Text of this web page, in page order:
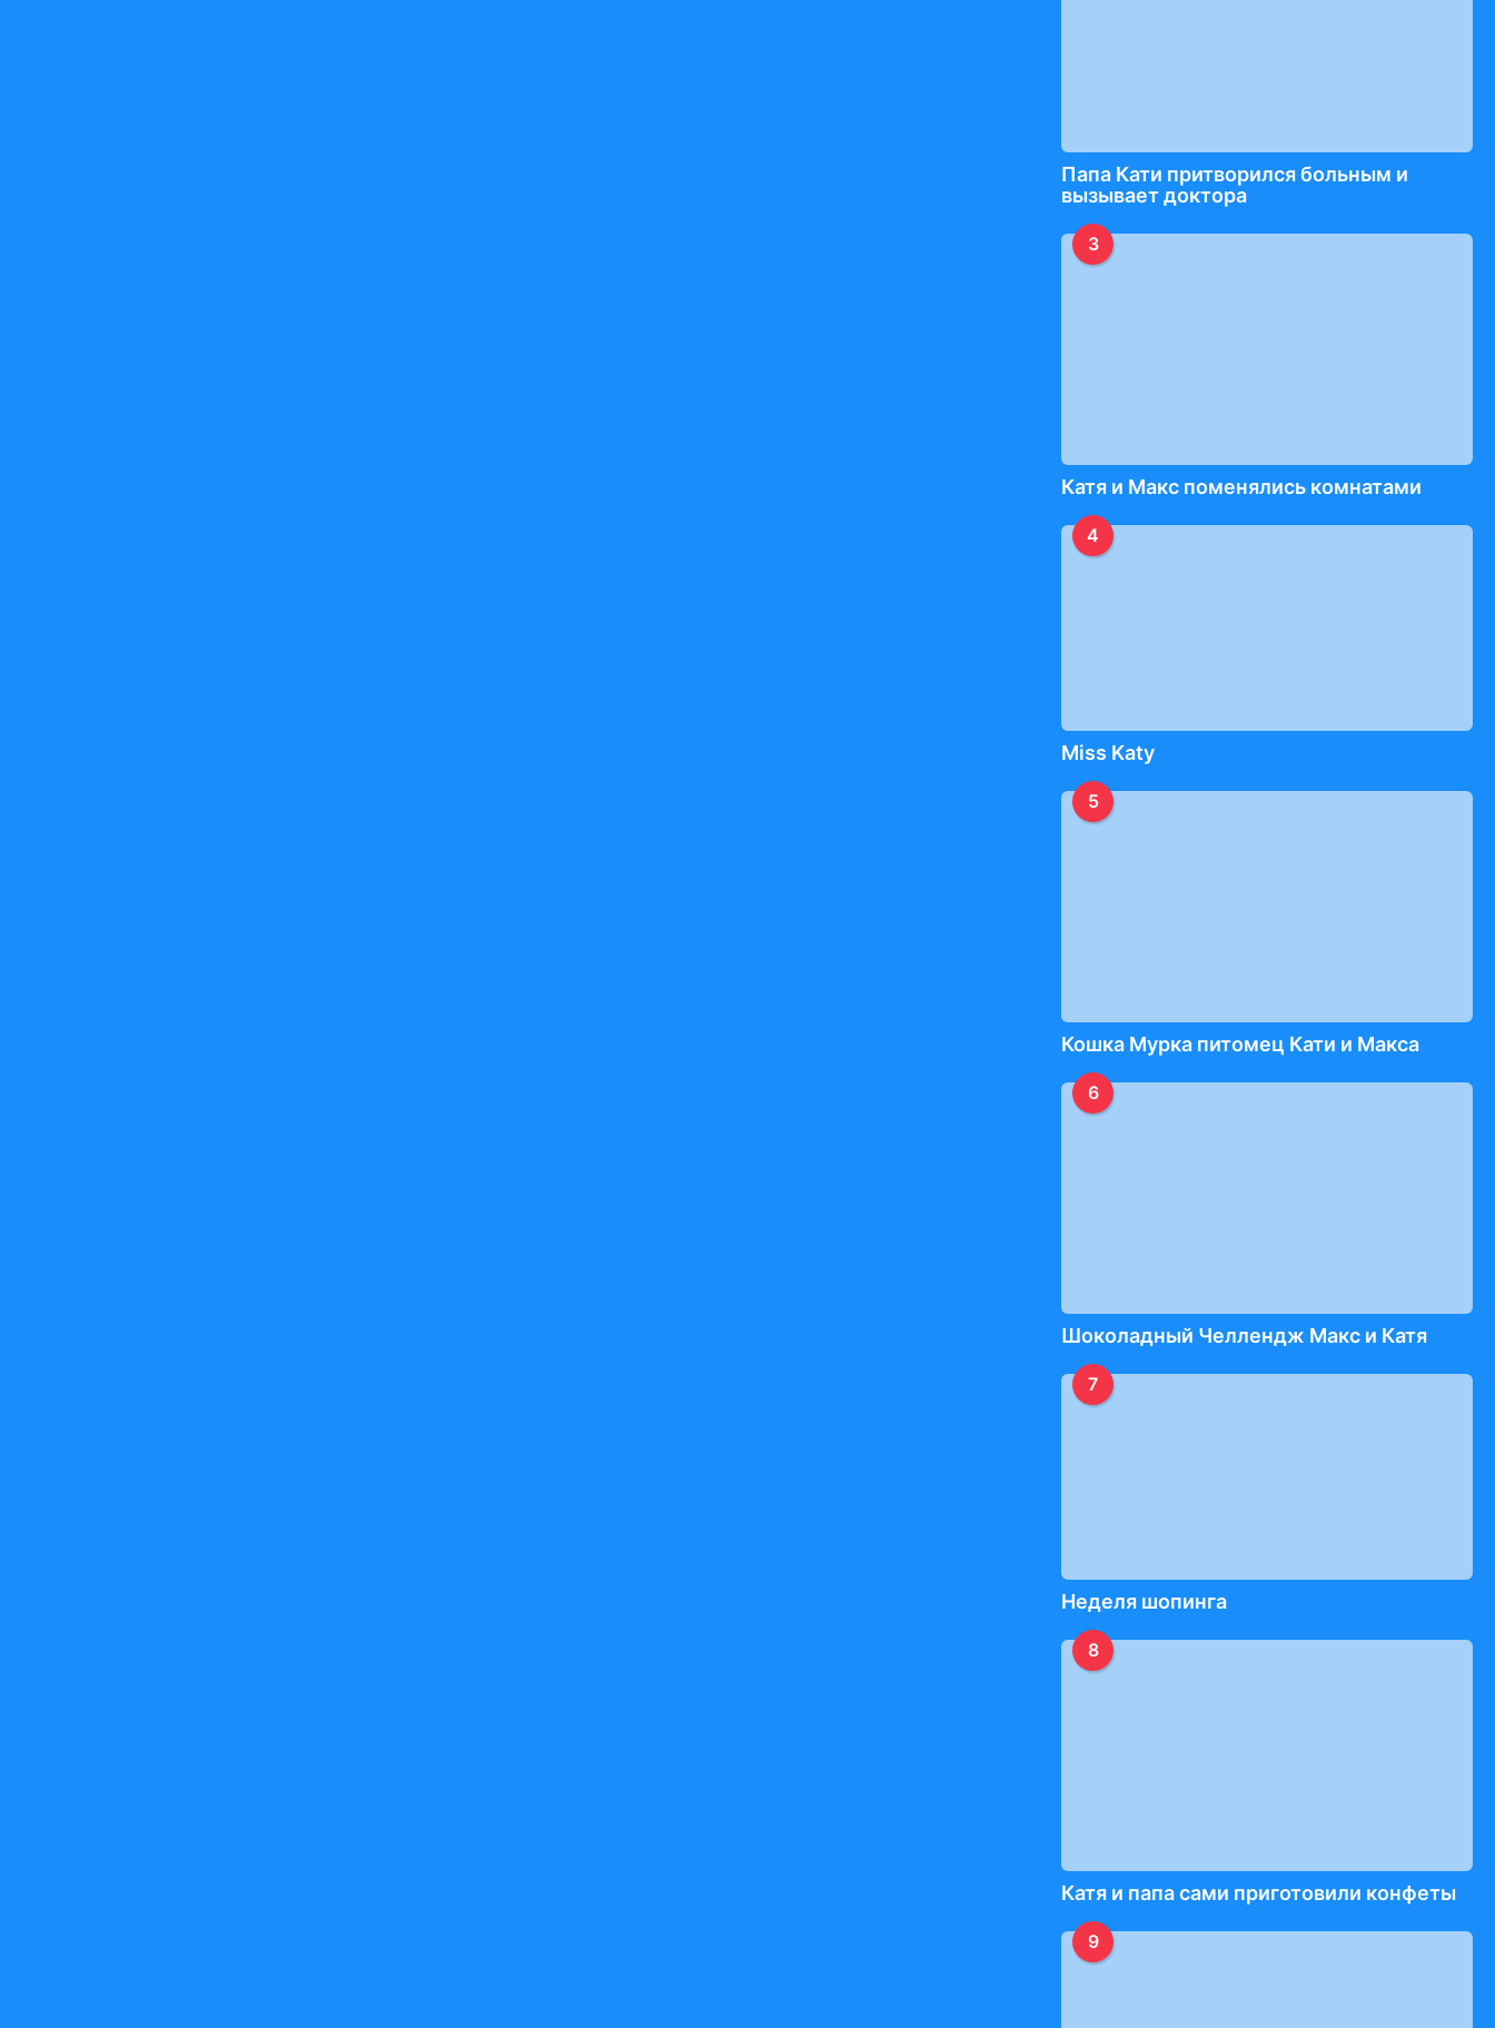
Папа Кати притворился больным и
вызывает доктора
3
Катя и Макс поменялись комнатами
4
Miss Katy
5
Кошка Мурка питомец Кати и Макса
6
Шоколадный Челлендж Макс и Катя
7
Неделя шопинга
8
Катя и папа сами приготовили конфеты
9